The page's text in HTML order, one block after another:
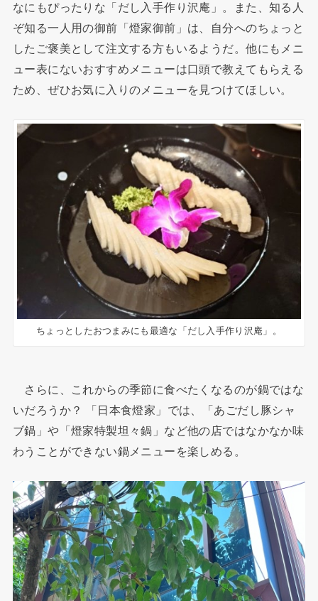
なにもぴったりな「だし入手作り沢庵」。また、知る人
ぞ知る一人用の御前「燈家御前」は、自分へのちょっと
したご褒美として注文する方もいるようだ。他にもメニ
ュー表にないおすすめメニューは口頭で教えてもらえる
ため、ぜひお気に入りのメニューを見つけてほしい。
ちょっとしたおつまみにも最適な「だし入手作り沢庵」。
さらに、これからの季節に食べたくなるのが鍋ではな
いだろうか？ 「日本食燈家」では、「あごだし豚シャ
ブ鍋」や「燈家特製坦々鍋」など他の店ではなかなか味
わうことができない鍋メニューを楽しめる。